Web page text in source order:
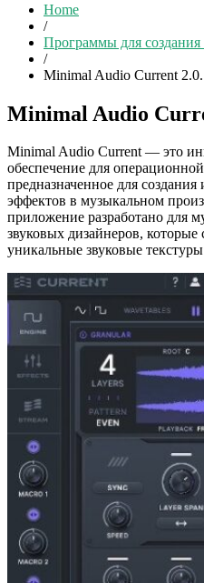
Home
/
Программы для
/
Minimal Audio Current
Minimal Audio
Minimal Audio Current — это
обеспечение для
предназначенное для
эффектов в музыкальном
приложение разработано для
звуковых дизайнеров, которые
уникальные звуковые